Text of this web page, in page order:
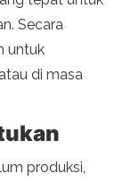
Secara
untuk
di masa
produksi,